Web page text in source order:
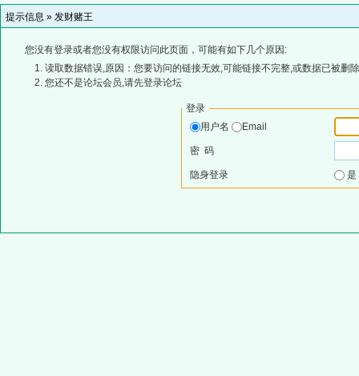
提示信息 » 发财赌王
您没有登录或者您没有权限访问此页面，可能有如下几个原因:
读取数据错误,原因：您要访问的链接无效,可能链接不完整,或数据已被删
您还不是论坛会员,请先登录论坛
登录
用户名
Email
密 码
隐身登录